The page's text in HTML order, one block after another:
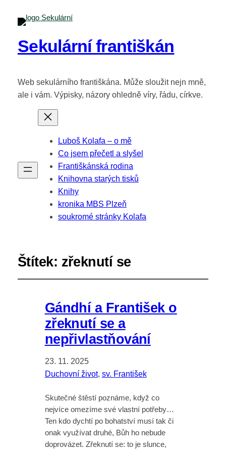
Sekulární františkán
Web sekulárního františkána. Může sloužit nejn mně,
ale i vám. Výpisky, názory ohledně víry, řádu, církve.
Luboš Kolafa – o mě
Co jsem přečetl a slyšel
Františkánská rodina
Knihovna starých tisků
Knihy
kronika MBS Plzeň
soukromé stránky Kolafa
Štítek: zřeknutí se
Gándhí a František o
zřeknutí se a
nepřivlastňování
23. 11. 2025
Duchovní život, sv. František
Skutečné štěstí poznáme, když co
nejvíce omezíme své vlastní potřeby…
Ten kdo dychtí po bohatství musí tak či
onak využívat druhé, Bůh ho nebude
doprovázet. Zřeknutí se: to je slunce,